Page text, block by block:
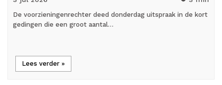
De voorzieningenrechter deed donderdag uitspraak in de kort
gedingen die een groot aantal…
Lees verder »